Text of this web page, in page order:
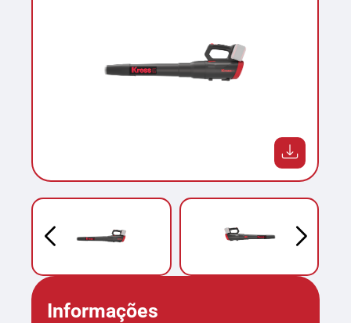
Informações